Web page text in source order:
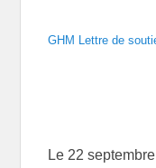
GHM Lettre de
Le 22